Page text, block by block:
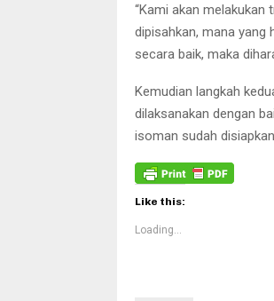
“Kami akan
dipisahkan, mana yang
secara baik, maka
Kemudian langkah
dilaksanakan dengan
isoman sudah
Like this:
Loading...